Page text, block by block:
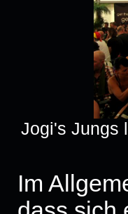
Jogi's Jungs
Im